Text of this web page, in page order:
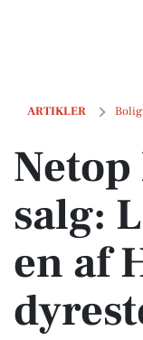
ARTIKLER
Netop kommet til
salg:
en af